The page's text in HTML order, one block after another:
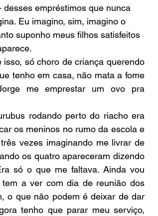
empréstimos que nunca
Eu imagino, sim, imagino o
suponho meus filhos satisfeitos
tenho em casa, não mata a fome
me emprestar um ovo pra
os meninos no rumo da escola e
vezes imaginando me livrar de
os quatro apareceram dizendo
só o que me faltava. Ainda vou
a ver com dia de reunião dos
o que não podem é deixar de dar
tenho que parar meu serviço,